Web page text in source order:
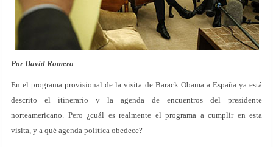
Por David Romero
En el programa provisional de la visita de Barack Obama a España ya está
descrito el itinerario y la agenda de encuentros del presidente
norteamericano. Pero ¿cuál es realmente el programa a cumplir en esta
visita, y a qué agenda política obedece?